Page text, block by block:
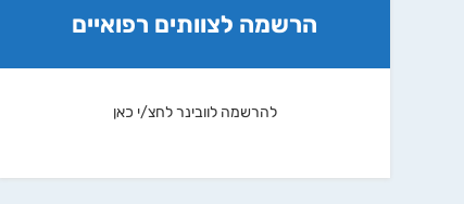
הרשמה לצוותים רפואיים
להרשמה לוובינר לחצ/י כאן